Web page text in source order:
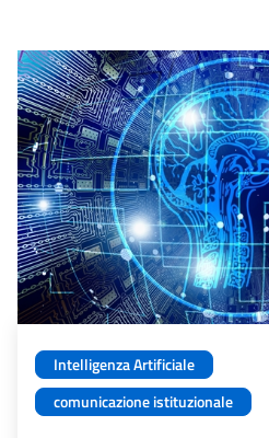
Intelligenza Artificiale
comunicazione istituzionale